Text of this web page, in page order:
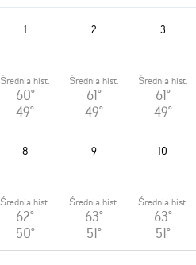
1
Średnia hist.
60°
49°
2
Średnia hist.
61°
49°
3
Średnia hist.
61°
49°
8
Średnia hist.
62°
50°
9
Średnia hist.
63°
51°
10
Średnia hist.
63°
51°